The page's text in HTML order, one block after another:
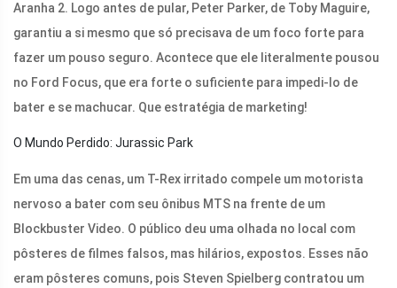
Aranha 2. Logo antes de pular, Peter Parker, de Toby Maguire,
garantiu a si mesmo que só precisava de um foco forte para
fazer um pouso seguro. Acontece que ele literalmente pousou
no Ford Focus, que era forte o suficiente para impedi-lo de
bater e se machucar. Que estratégia de marketing!
O Mundo Perdido: Jurassic Park
Em uma das cenas, um T-Rex irritado compele um motorista
nervoso a bater com seu ônibus MTS na frente de um
Blockbuster Video. O público deu uma olhada no local com
pôsteres de filmes falsos, mas hilários, expostos. Esses não
eram pôsteres comuns, pois Steven Spielberg contratou um